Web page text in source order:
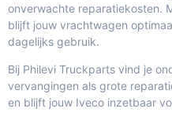
onverwachte reparatiekosten.
blijft jouw vrachtwagen
dagelijks gebruik.
Bij Philevi Truckparts vind je
vervangingen als grote
en blijft jouw Iveco inzetbaar